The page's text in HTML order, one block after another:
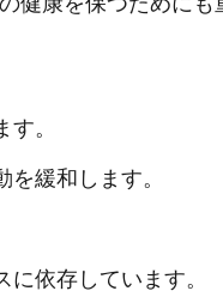
。
緩和します。
依存しています。